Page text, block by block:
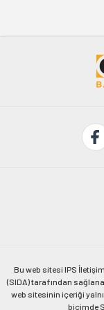
Bu web sitesi IPS
(SIDA) tarafından
web sitesinin içeriği
biçimde